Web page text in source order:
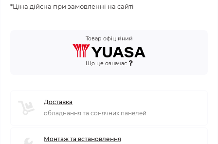
*Ціна дійсна при замовленні на сайті
Товар офіційний
Що це означає
Доставка
обладнання та сонячних панелей
Монтаж та встановлення